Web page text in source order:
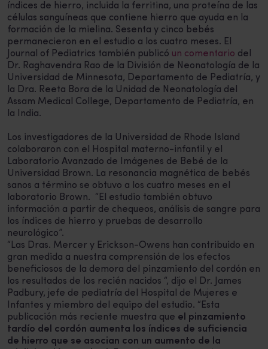
índices de hierro, incluida la ferritina, una proteína de las
células sanguíneas que contiene hierro que ayuda en la
formación de la mielina. Sesenta y cinco bebés
permanecieron en el estudio a los cuatro meses. El
Journal of Pediatrics también publicó un comentario del
Dr. Raghavendra Rao de la División de Neonatología de la
Universidad de Minnesota, Departamento de Pediatría, y
la Dra. Reeta Bora de la Unidad de Neonatología del
Assam Medical College, Departamento de Pediatría, en
la India.
Los investigadores de la Universidad de Rhode Island
colaboraron con el Hospital materno-infantil y el
Laboratorio Avanzado de Imágenes de Bebé de la
Universidad Brown. La resonancia magnética de bebés
sanos a término se obtuvo a los cuatro meses en el
laboratorio Brown. “El estudio también obtuvo
información a partir de chequeos, análisis de sangre para
los índices de hierro y pruebas de desarrollo
neurológico”.
“Las Dras. Mercer y Erickson-Owens han contribuido en
gran medida a nuestra comprensión de los efectos
beneficiosos de la demora del pinzamiento del cordón en
los resultados de los recién nacidos “, dijo el Dr. James
Padbury, jefe de pediatría del Hospital de Mujeres e
Infantes y miembro del equipo del estudio. “Esta
publicación más reciente muestra que el pinzamiento
tardío del cordón aumenta los índices de suficiencia
de hierro que se asocian con un aumento de la